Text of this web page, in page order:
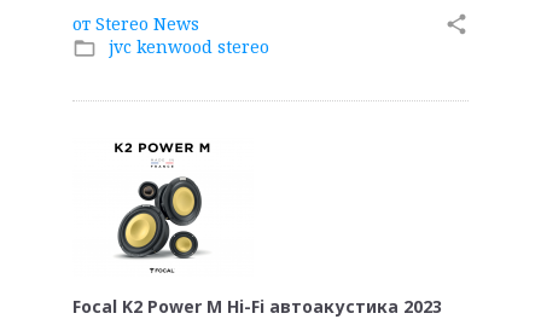
от Stereo News
folder_open jvc kenwood stereo
share
Focal K2 Power M Hi-Fi автоакустика 2023